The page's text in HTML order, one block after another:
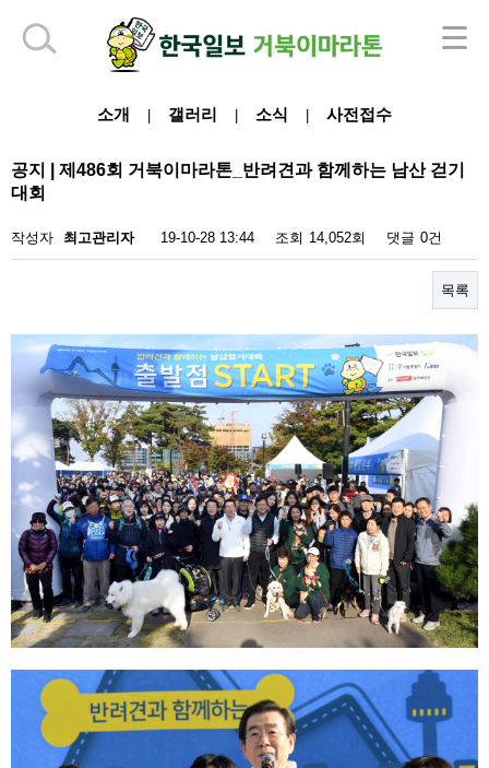
소개 갤러리 소식 사전접수
공지 | 제486회 거북이마라톤_반려견과 함께하는 남산 걷기
대회
작성자 최고관리자 19-10-28 13:44 조회 14,052회 댓글 0건
목록
하단 영역